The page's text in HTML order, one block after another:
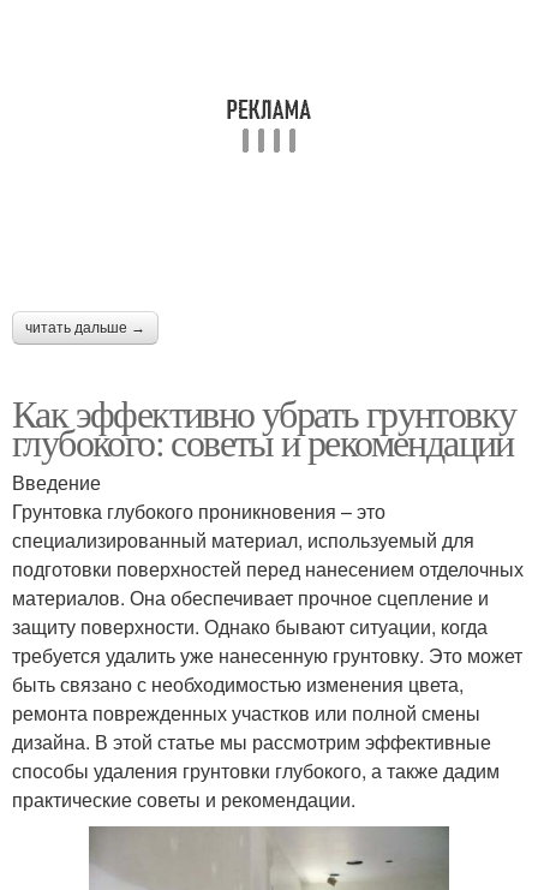
читать дальше →
Как эффективно убрать грунтовку
глубокого: советы и рекомендации
Введение
Грунтовка глубокого проникновения – это
специализированный материал, используемый для
подготовки поверхностей перед нанесением отделочных
материалов. Она обеспечивает прочное сцепление и
защиту поверхности. Однако бывают ситуации, когда
требуется удалить уже нанесенную грунтовку. Это может
быть связано с необходимостью изменения цвета,
ремонта поврежденных участков или полной смены
дизайна. В этой статье мы рассмотрим эффективные
способы удаления грунтовки глубокого, а также дадим
практические советы и рекомендации.